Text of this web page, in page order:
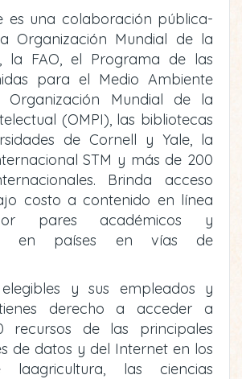
es una colaboración pública-
Organización Mundial de la
la FAO, el Programa de las
para el Medio Ambiente
Organización Mundial de la
(OMPI), las bibliotecas
de Cornell y Yale, la
STM y más de 200
Brinda acceso
costo a contenido en línea
pares académicos y
en países en vías de
elegibles y sus empleados y
derecho a acceder a
recursos de las principales
de datos y del Internet en los
laagricultura, las ciencias